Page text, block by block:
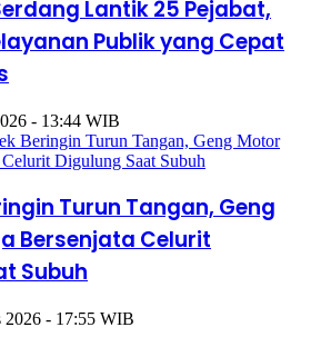
Lantik 25 Pejabat,
Publik yang Cepat
- 13:44 WIB
Turun Tangan, Geng
Bersenjata Celurit
Subuh
2026 - 17:55 WIB